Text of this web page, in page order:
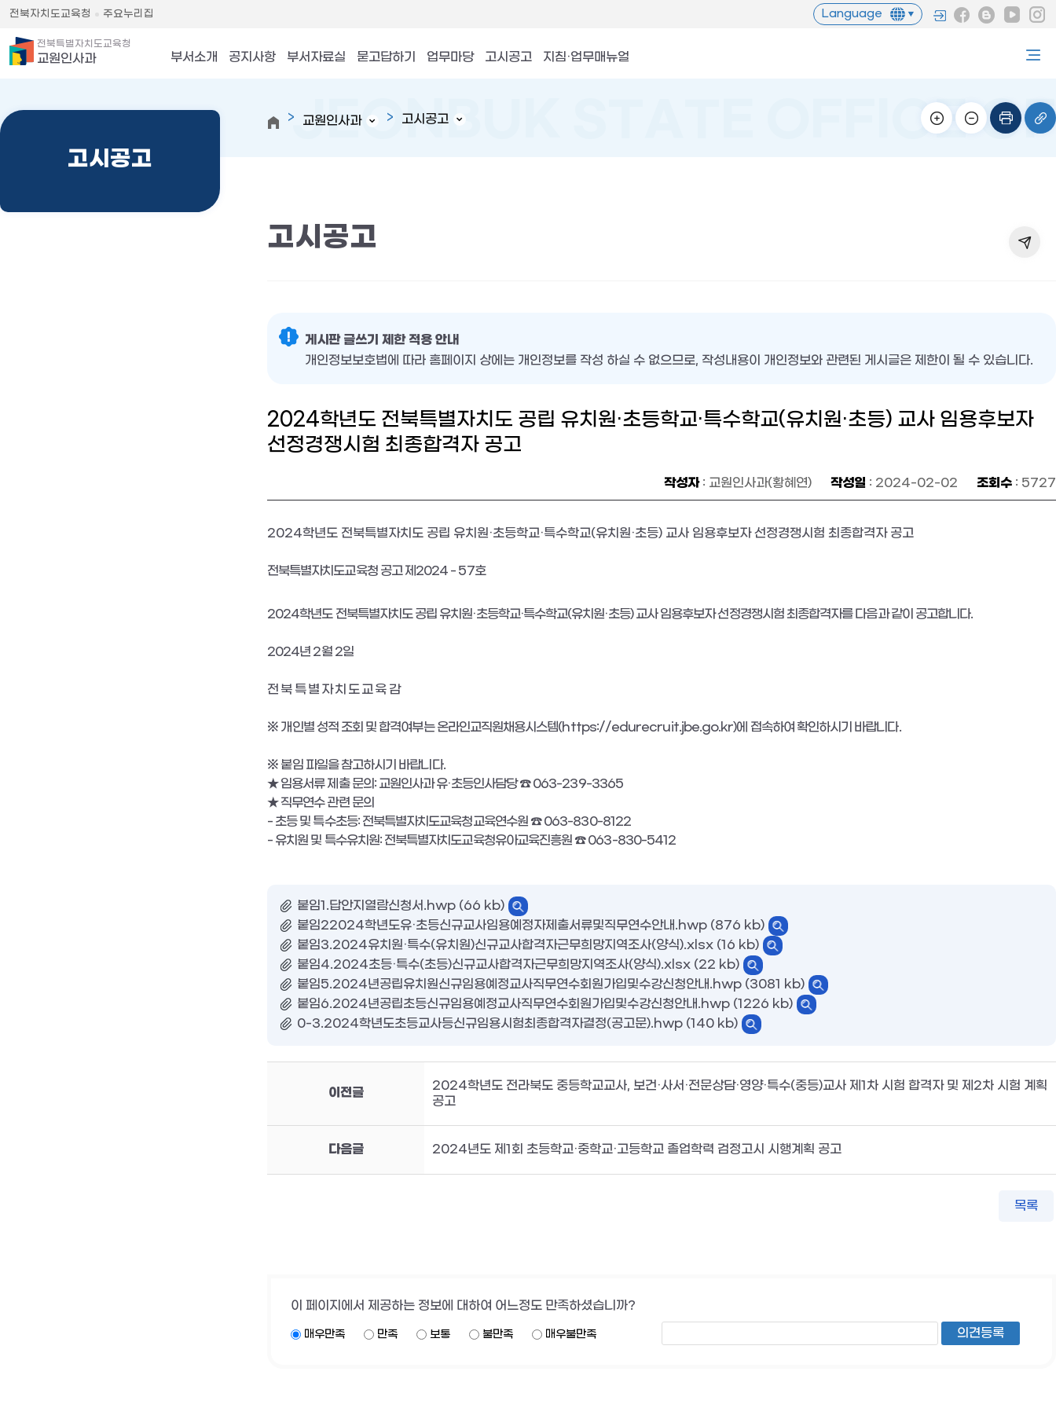
전북자치도교육청 주요누리집 Language
전북특별자치도교육청
교원인사과 부서소개 공지사항 부서자료실 묻고답하기 업무마당 고시공고 지침·업무매뉴얼
고시공고
교원인사과 고시공고
고시공고
게시판 글쓰기 제한 적용 안내
개인정보보호법에 따라 홈페이지 상에는 개인정보를 작성 하실 수 없으므로, 작성내용이 개인정보와 관련된 게시글은 제한이 될 수 있습니다.
2024학년도 전북특별자치도 공립 유치원·초등학교·특수학교(유치원·초등) 교사 임용후보자
선정경쟁시험 최종합격자 공고
작성자: 교원인사과(황혜연) 작성일 : 2024-02-02 조회수 : 5727
2024학년도 전북특별자치도 공립 유치원·초등학교·특수학교(유치원·초등) 교사 임용후보자 선정경쟁시험 최종합격자 공고
전북특별자치도교육청 공고 제 2024 - 57호
2024학년도 전북특별자치도 공립 유치원·초등학교·특수학교(유치원·초등)교사 임용후보자 선정경쟁시험 최종합격자를 다음과 같이 공고합니다.
2024년 2월 2일
전 북 특 별 자 치 도 교 육 감
※ 개인별 성적 조회 및 합격여부는 온라인교직원채용시스템(https://edurecruit.jbe.go.kr)에 접속하여 확인하시기 바랍니다.
※ 붙임 파일을 참고하시기 바랍니다.
★임용서류 제출 문의 : 교원인사과 유·초등인사담당☎063-239-3365
★직무연수 관련 문의
- 초등 및 특수초등: 전북특별자치도교육청교육연수원 ☎063-830-8122
- 유치원 및 특수유치원: 전북특별자치도교육청유아교육진흥원 ☎063-830-5412
붙임1.답안지열람신청서.hwp (66 kb)
붙임22024학년도유·초등신규교사임용예정자제출서류및직무연수안내.hwp (876 kb)
붙임3.2024유치원·특수(유치원)신규교사합격자근무희망지역조사(양식).xlsx (16 kb)
붙임4.2024초등·특수(초등)신규교사합격자근무희망지역조사(양식).xlsx (22 kb)
붙임5.2024년공립유치원신규임용예정교사직무연수회원가입및수강신청안내.hwp (3081 kb)
붙임6.2024년공립초등신규임용예정교사직무연수회원가입및수강신청안내.hwp (1226 kb)
0-3.2024학년도초등교사등신규임용시험최종합격자결정(공고문).hwp (140 kb)
이전글
2024학년도 전라북도 중등학교교사, 보건·사서·전문상담·영양·특수(중등)교사 제1차 시험 합격자 및 제2차 시험 계획
공고
다음글 2024년도 제1회 초등학교·중학교·고등학교 졸업학력 검정고시 시행계획 공고
목록
이 페이지에서 제공하는 정보에 대하여 어느정도 만족하셨습니까?
매우만족 만족 보통 불만족 매우불만족